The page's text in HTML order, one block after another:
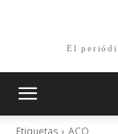
El
Etiquetas ACO